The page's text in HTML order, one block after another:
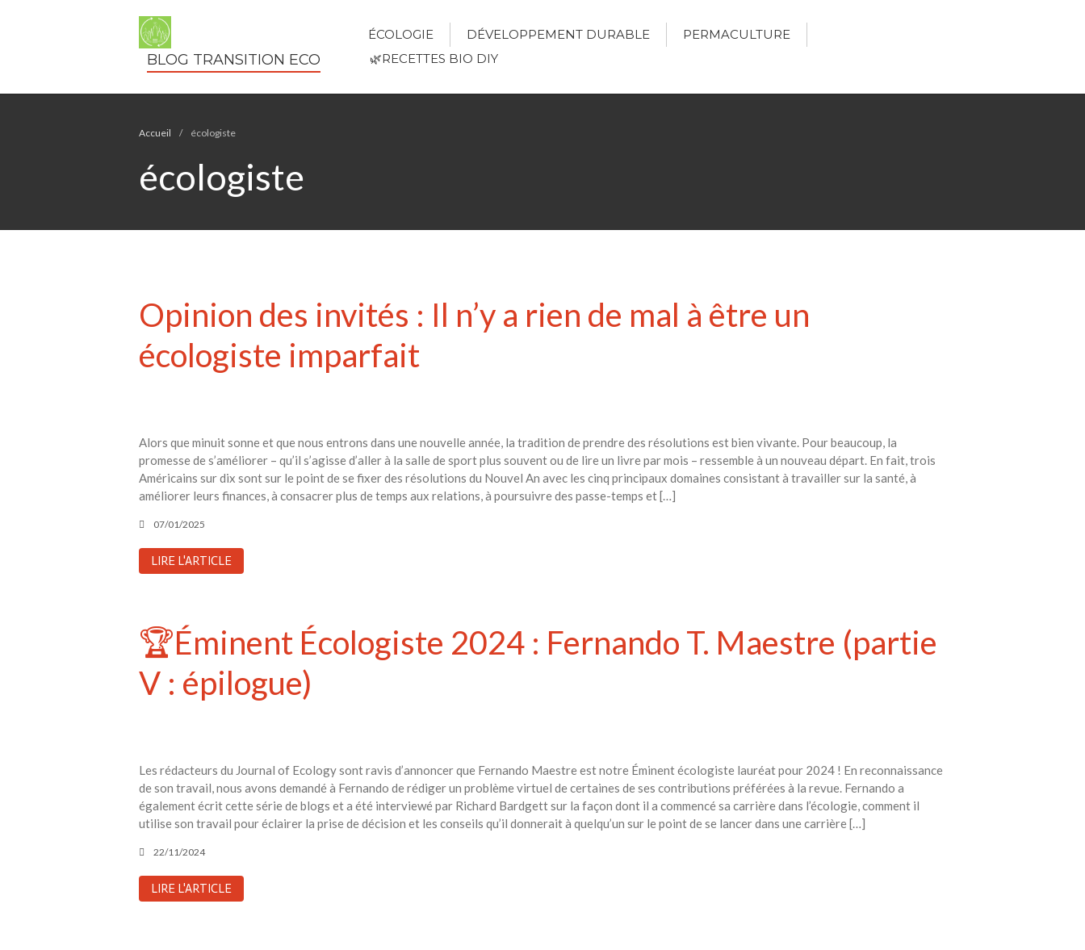
Écologie
L’intelligence artificielle pour
prédire le succès des invasions
Recent Comments
Aucun commentaire à afficher.
BLOG TRANSITION ECO
ÉCOLOGIE DÉVELOPPEMENT DURABLE
PERMACULTURE
🌿RECETTES BIO DIY
Accueil / écologiste
écologiste
Opinion des invités : Il n’y a rien de mal à être un
écologiste imparfait
Alors que minuit sonne et que nous entrons dans une nouvelle année, la tradition de prendre des résolutions est bien vivante. Pour beaucoup, la
promesse de s’améliorer – qu’il s’agisse d’aller à la salle de sport plus souvent ou de lire un livre par mois – ressemble à un nouveau départ. En fait, trois
Américains sur dix sont sur le point de se fixer des résolutions du Nouvel An avec les cinq principaux domaines consistant à travailler sur la santé, à
améliorer leurs finances, à consacrer plus de temps aux relations, à poursuivre des passe-temps et […]
07/01/2025
LIRE L'ARTICLE
🏆Éminent Écologiste 2024 : Fernando T. Maestre (partie
V : épilogue)
Les rédacteurs du Journal of Ecology sont ravis d’annoncer que Fernando Maestre est notre Éminent écologiste lauréat pour 2024 ! En reconnaissance
de son travail, nous avons demandé à Fernando de rédiger un problème virtuel de certaines de ses contributions préférées à la revue. Fernando a
également écrit cette série de blogs et a été interviewé par Richard Bardgett sur la façon dont il a commencé sa carrière dans l’écologie, comment il
utilise son travail pour éclairer la prise de décision et les conseils qu’il donnerait à quelqu’un sur le point de se lancer dans une carrière […]
22/11/2024
LIRE L'ARTICLE